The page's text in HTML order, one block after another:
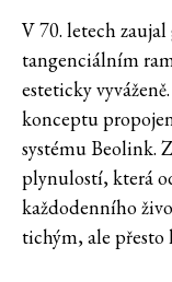
V 70. letech
tangenciálním
esteticky
konceptu
systému Beolink.
plynulostí, která
každodenního
tichým, ale přesto